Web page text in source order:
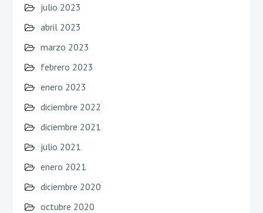
julio 2023
abril 2023
marzo 2023
febrero 2023
enero 2023
diciembre 2022
diciembre 2021
julio 2021
enero 2021
diciembre 2020
octubre 2020